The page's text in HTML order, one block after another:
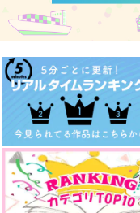
アーニャはもうプラン
Bがんばれない
充電ねこアダプタ
1,257円（税込）